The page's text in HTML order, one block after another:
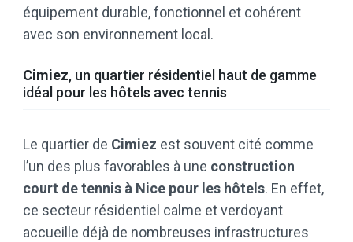
équipement durable, fonctionnel et cohérent
avec son environnement local.
Cimiez, un quartier résidentiel haut de gamme
idéal pour les hôtels avec tennis
Le quartier de Cimiez est souvent cité comme
l’un des plus favorables à une construction
court de tennis à Nice pour les hôtels. En effet,
ce secteur résidentiel calme et verdoyant
accueille déjà de nombreuses infrastructures